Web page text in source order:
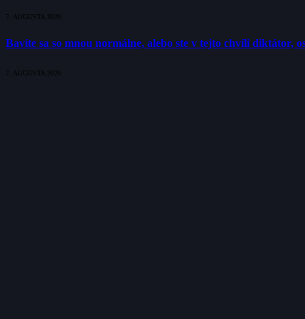
7. AUGUSTA 2026
Bavíte sa so mnou normálne, alebo ste v tejto chvíli diktátor,
7. AUGUSTA 2026